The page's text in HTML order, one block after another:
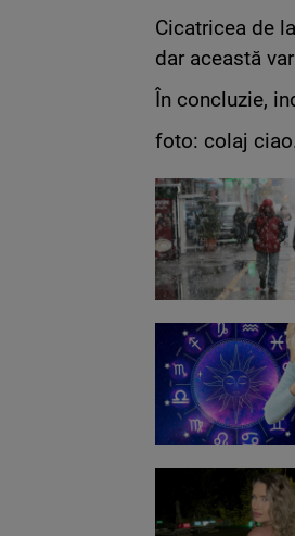
Cicatricea de
dar această
În concluzie,
foto: colaj